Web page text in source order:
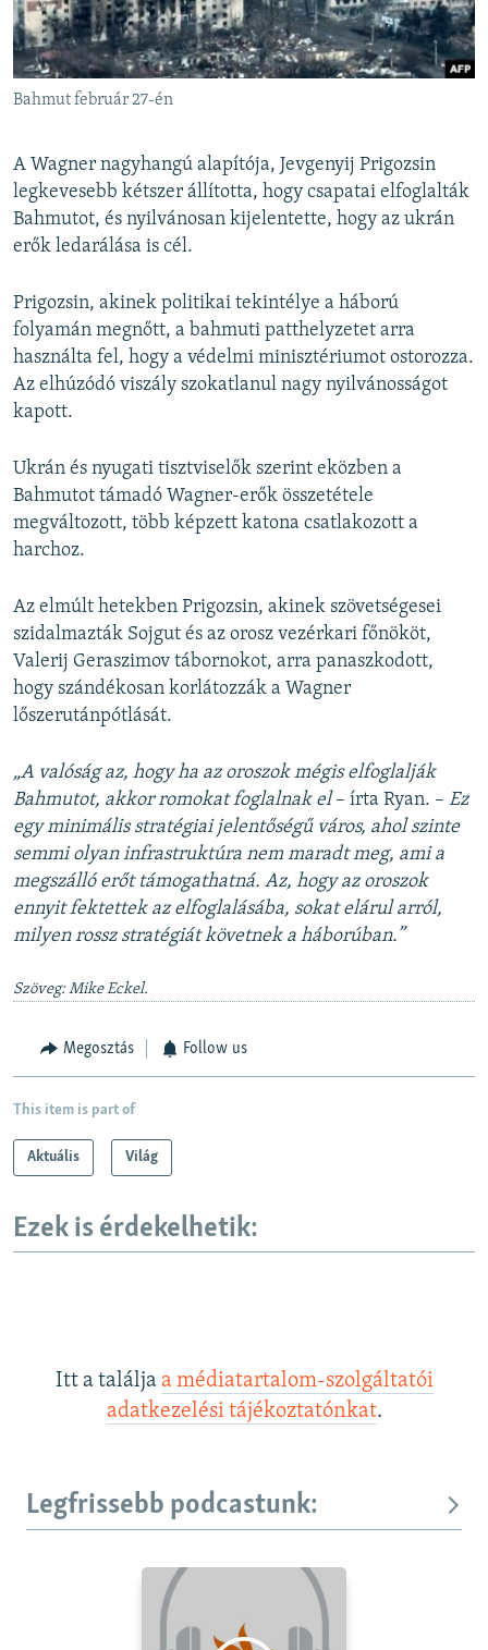
Bahmut február 27-én
A Wagner nagyhangú alapítója, Jevgenyij Prigozsin
legkevesebb kétszer állította, hogy csapatai elfoglalták
Bahmutot, és nyilvánosan kijelentette, hogy az ukrán
erők ledarálása is cél.
Prigozsin, akinek politikai tekintélye a háború
folyamán megnőtt, a bahmuti patthelyzetet arra
használta fel, hogy a védelmi minisztériumot ostorozza.
Az elhúzódó viszály szokatlanul nagy nyilvánosságot
kapott.
Ukrán és nyugati tisztviselők szerint eközben a
Bahmutot támadó Wagner-erők összetétele
megváltozott, több képzett katona csatlakozott a
harchoz.
Az elmúlt hetekben Prigozsin, akinek szövetségesei
szidalmazták Sojgut és az orosz vezérkari főnököt,
Valerij Geraszimov tábornokot, arra panaszkodott,
hogy szándékosan korlátozzák a Wagner
lőszerutánpótlását.
„A valóság az, hogy ha az oroszok mégis elfoglalják
Bahmutot, akkor romokat foglalnak el– írta Ryan. – Ez
egy minimális stratégiai jelentőségű város, ahol szinte
semmi olyan infrastruktúra nem maradt meg, ami a
megszálló erőt támogathatná. Az, hogy az oroszok
ennyit fektettek az elfoglalásába, sokat elárul arról,
milyen rossz stratégiát követnek a háborúban.”
Szöveg: Mike Eckel.
Megosztás Follow us
This item is part of
Aktuális Világ
Ezek is érdekelhetik:
Itt a találja a médiatartalom-szolgáltatói
adatkezelési tájékoztatónkat.
Legfrissebb podcastunk: